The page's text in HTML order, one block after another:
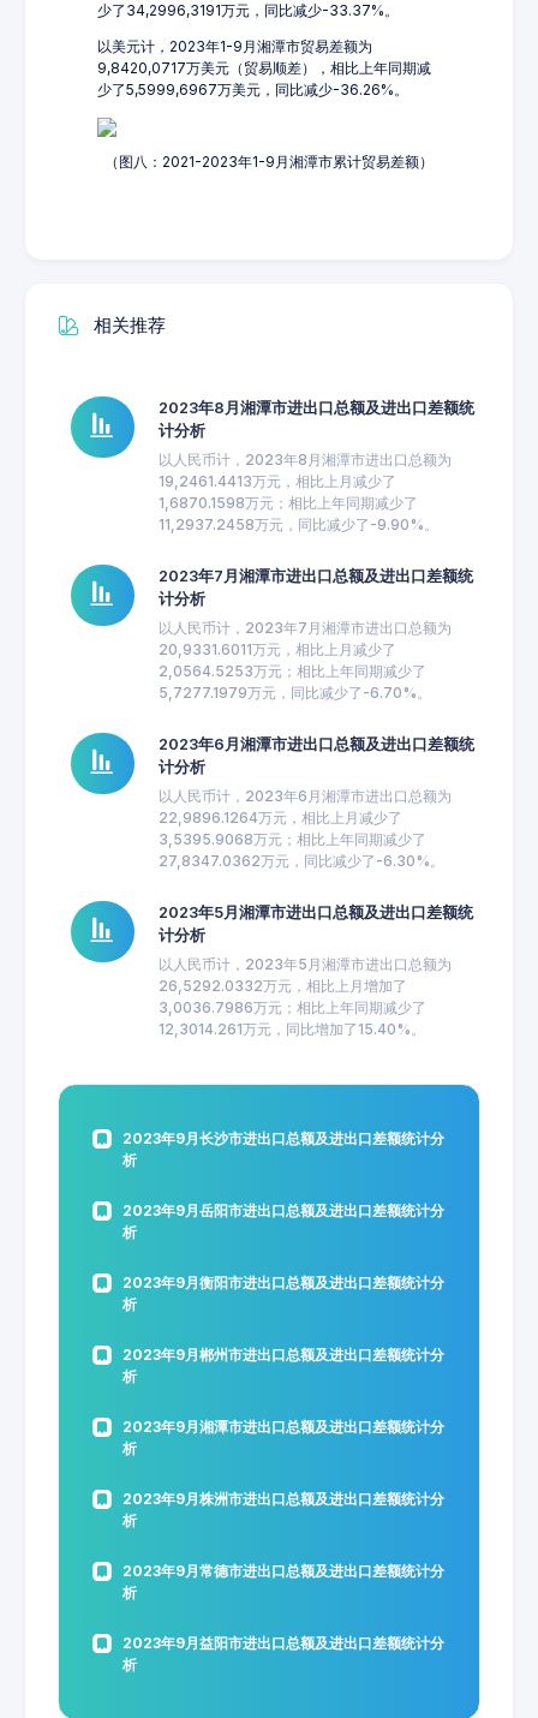
少了34,2996,3191万元，同比减少-33.37%。
以美元计，2023年1-9月湘潭市贸易差额为
9,8420,0717万美元（贸易顺差），相比上年同期减
少了5,5999,6967万美元，同比减少-36.26%。
（图八：2021-2023年1-9月湘潭市累计贸易差额）
相关推荐
2023年8月湘潭市进出口总额及进出口差额统
计分析
以人民币计，2023年8月湘潭市进出口总额为
19,2461.4413万元，相比上月减少了
1,6870.1598万元；相比上年同期减少了
11,2937.2458万元，同比减少了-9.90%。
2023年7月湘潭市进出口总额及进出口差额统
计分析
以人民币计，2023年7月湘潭市进出口总额为
20,9331.6011万元，相比上月减少了
2,0564.5253万元；相比上年同期减少了
5,7277.1979万元，同比减少了-6.70%。
2023年6月湘潭市进出口总额及进出口差额统
计分析
以人民币计，2023年6月湘潭市进出口总额为
22,9896.1264万元，相比上月减少了
3,5395.9068万元；相比上年同期减少了
27,8347.0362万元，同比减少了-6.30%。
2023年5月湘潭市进出口总额及进出口差额统
计分析
以人民币计，2023年5月湘潭市进出口总额为
26,5292.0332万元，相比上月增加了
3,0036.7986万元；相比上年同期减少了
12,3014.261万元，同比增加了15.40%。
2023年9月长沙市进出口总额及进出口差额统计分
析
2023年9月岳阳市进出口总额及进出口差额统计分
析
2023年9月衡阳市进出口总额及进出口差额统计分
析
2023年9月郴州市进出口总额及进出口差额统计分
析
2023年9月湘潭市进出口总额及进出口差额统计分
析
2023年9月株洲市进出口总额及进出口差额统计分
析
2023年9月常德市进出口总额及进出口差额统计分
析
2023年9月益阳市进出口总额及进出口差额统计分
析